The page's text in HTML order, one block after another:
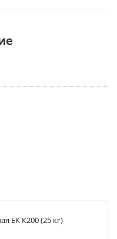
ЕК К200 (25 кг)